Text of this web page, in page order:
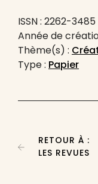
ISSN : 2262-3485
Année de
Thème(s) :
Type : Papier
RETOUR À :
LES REVUES